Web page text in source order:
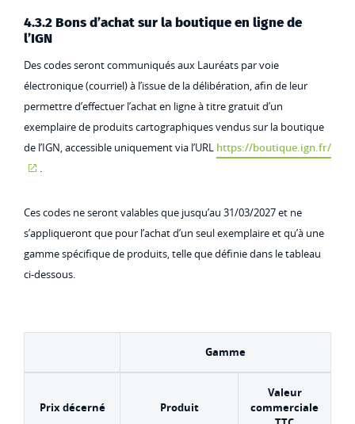
4.3.2 Bons d’achat sur la boutique en ligne de
l’IGN
Des codes seront communiqués aux Lauréats par voie
électronique (courriel) à l’issue de la délibération, afin de leur
permettre d’effectuer l’achat en ligne à titre gratuit d’un
exemplaire de produits cartographiques vendus sur la boutique
de l’IGN, accessible uniquement via l’URL https://boutique.ign.fr/
.
Ces codes ne seront valables que jusqu’au 31/03/2027 et ne
s’appliqueront que pour l’achat d’un seul exemplaire et qu’à une
gamme spécifique de produits, telle que définie dans le tableau
ci-dessous.
Gamme
Prix décerné Produit
Valeur
commerciale